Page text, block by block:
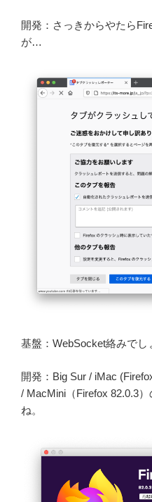
開発：さっきからやたら
が…
基盤：WebSocket絡みでし
開発：Big Sur / iMac
/ MacMini（Firefox 82.0.3
ね。